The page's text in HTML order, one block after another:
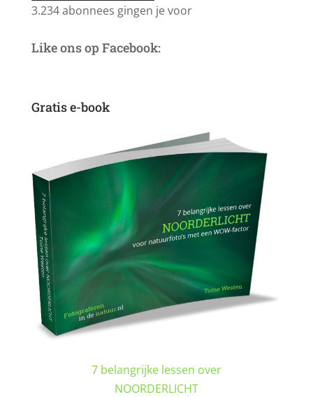
3.234 abonnees gingen je voor
Like ons op Facebook:
Gratis e-book
7 belangrijke lessen over
NOORDERLICHT